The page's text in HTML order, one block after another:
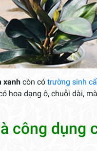
xanh còn có trường sinh
hoa dạng ô, chuỗi dài,
công dụng